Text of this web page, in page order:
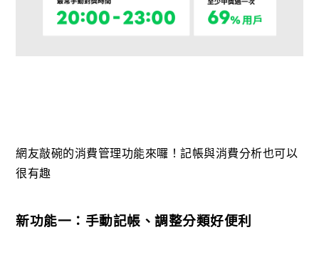
網友敲碗的消費管理功能來囉！記帳與消費分析也可以
很有趣
新功能一：手動記帳、調整分類好便利